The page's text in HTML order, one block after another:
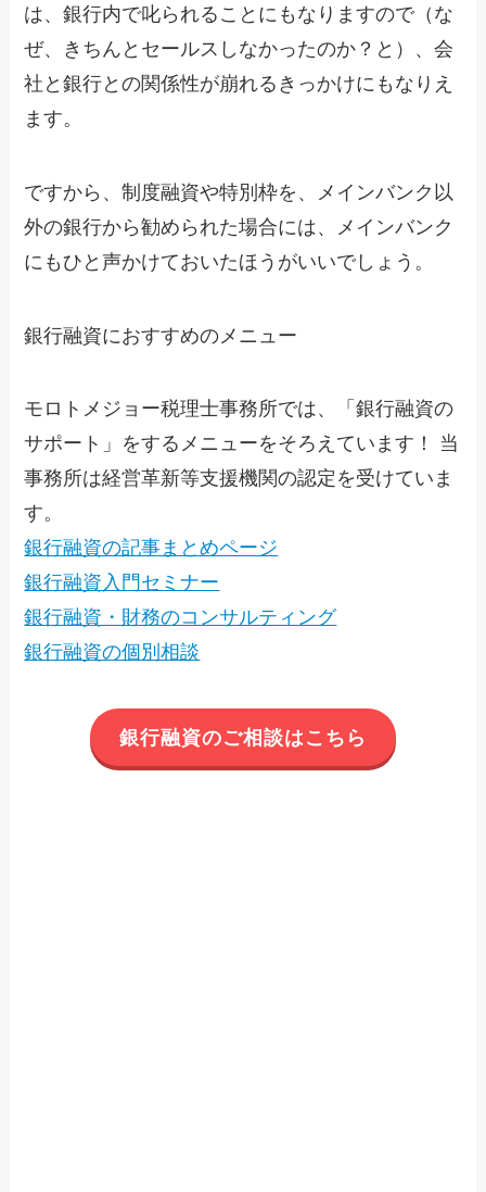
は、銀行内で叱られることにもなりますので（な
ぜ、きちんとセールスしなかったのか？と）、会
社と銀行との関係性が崩れるきっかけにもなりえ
ます。
ですから、制度融資や特別枠を、メインバンク以
外の銀行から勧められた場合には、メインバンク
にもひと声かけておいたほうがいいでしょう。
銀行融資におすすめのメニュー
モロトメジョー税理士事務所では、「銀行融資の
サポート」をするメニューをそろえています！ 当
事務所は経営革新等支援機関の認定を受けていま
す。
銀行融資の記事まとめページ
銀行融資入門セミナー
銀行融資・財務のコンサルティング
銀行融資の個別相談
銀行融資のご相談はこちら